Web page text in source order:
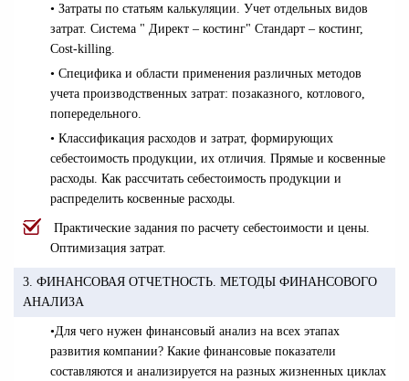
• Затраты по статьям калькуляции. Учет отдельных видов
затрат. Система " Директ – костинг" Стандарт – костинг,
Cost-killing.
• Специфика и области применения различных методов
учета производственных затрат: позаказного, котлового,
попередельного.
• Классификация расходов и затрат, формирующих
себестоимость продукции, их отличия. Прямые и косвенные
расходы. Как рассчитать себестоимость продукции и
распределить косвенные расходы.
Практические задания по расчету себестоимости и цены.
Оптимизация затрат.
3. ФИНАНСОВАЯ ОТЧЕТНОСТЬ. МЕТОДЫ ФИНАНСОВОГО
АНАЛИЗА
•Для чего нужен финансовый анализ на всех этапах
развития компании? Какие финансовые показатели
составляются и анализируется на разных жизненных циклах